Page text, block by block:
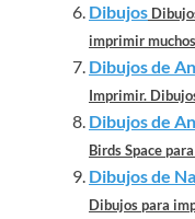
Dibujos
imprimir
Dibujos de
Imprimir.
Dibujos de
Birds Space
Dibujos de
Dibujos para